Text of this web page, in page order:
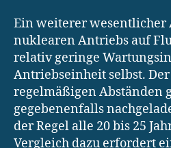
Ein weiterer wesentlicher
nuklearen Antriebs auf
relativ geringe
Antriebseinheit selbst.
regelmäßigen Abständen
gegebenenfalls
der Regel alle 20 bis 25
Vergleich dazu erfordert